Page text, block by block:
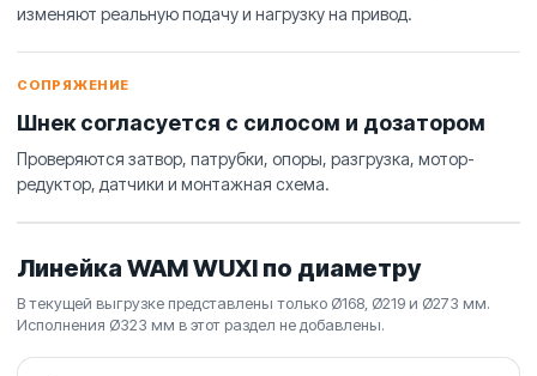
изменяют реальную подачу и нагрузку на привод.
СОПРЯЖЕНИЕ
Шнек согласуется с силосом и дозатором
Проверяются затвор, патрубки, опоры, разгрузка, мотор-
редуктор, датчики и монтажная схема.
Линейка WAM WUXI по диаметру
В текущей выгрузке представлены только Ø168, Ø219 и Ø273 мм.
Исполнения Ø323 мм в этот раздел не добавлены.